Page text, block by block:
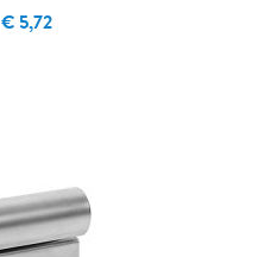
€ 5,72